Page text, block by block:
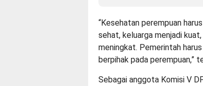
“Kesehatan perempuan
sehat, keluarga menjadi
meningkat. Pemerintah
berpihak pada perempuan,”
Sebagai anggota Komisi V